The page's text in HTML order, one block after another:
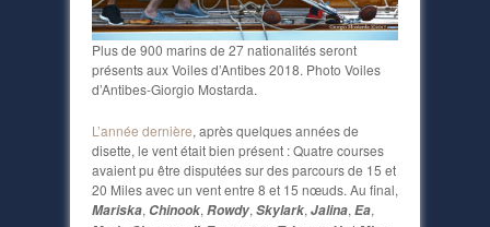
Plus de 900 marins de 27 nationalités seront
présents aux Voiles d’Antibes 2018. Photo Voiles
d’Antibes-Giorgio Mostarda.
L’année dernière, après quelques années de
disette, le vent était bien présent : Quatre courses
avaient pu être disputées sur des parcours de 15 et
20 Miles avec un vent entre 8 et 15 nœuds. Au final,
Mariska, Chinook, Rowdy, Skylark, Jalina, Ea,